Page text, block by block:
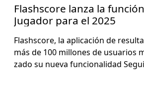
Flashscore lanza la
Jugador para el 2025
Flash­score, la apli­cación de
más de 100 mil­lones de usuar­ios
za­do su nue­va fun­cional­i­dad